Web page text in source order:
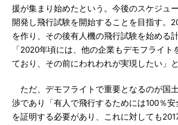
援が集まり始めたという。今後のスケジュ
開発し飛行試験を開始することを目指す。
を作り、その後有人機の飛行試験を始める
「2020年頃には、他の企業もデモフライト
ており、その前にわれわれが実現したい」
ただ、デモフライトで重要となるのが国
渉であり「有人で飛行するためには100％安
を証明する必要があり、これに対しても